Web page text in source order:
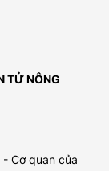
TỬ NÔNG
Cơ quan của